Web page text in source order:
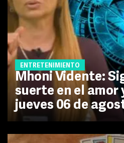
ENTRETENIMIENTO
Mhoni Vidente:
suerte en el amor
jueves 06 de